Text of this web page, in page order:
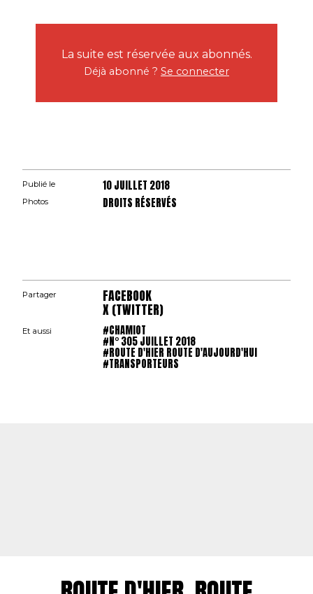
La suite est réservée aux abonnés.
Déjà abonné ? Se connecter
Publié le 10 JUILLET 2018
Photos DROITS RÉSERVÉS
Partager FACEBOOK
X (TWITTER)
Et aussi #CHAMIOT
#N° 305 JUILLET 2018
#ROUTE D'HIER ROUTE D'AUJOURD'HUI
#TRANSPORTEURS